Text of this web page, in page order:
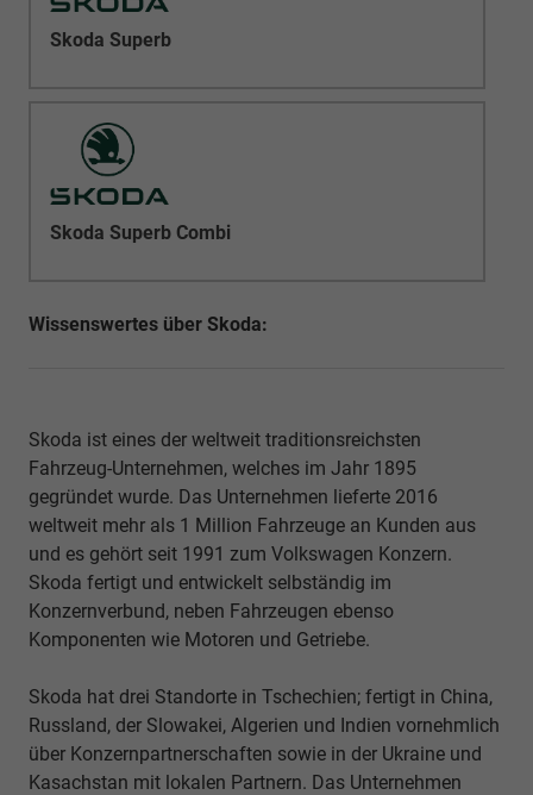
Skoda Superb
Skoda Superb Combi
Wissenswertes über Skoda:
Skoda ist eines der weltweit traditionsreichsten
Fahrzeug-Unternehmen, welches im Jahr 1895
gegründet wurde. Das Unternehmen lieferte 2016
weltweit mehr als 1 Million Fahrzeuge an Kunden aus
und es gehört seit 1991 zum Volkswagen Konzern.
Skoda fertigt und entwickelt selbständig im
Konzernverbund, neben Fahrzeugen ebenso
Komponenten wie Motoren und Getriebe.
Skoda hat drei Standorte in Tschechien; fertigt in China,
Russland, der Slowakei, Algerien und Indien vornehmlich
über Konzernpartnerschaften sowie in der Ukraine und
Kasachstan mit lokalen Partnern. Das Unternehmen